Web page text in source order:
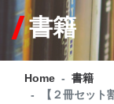
SERVICE
COMPANY
Q&A
書籍
Home
書籍
【２冊セッ